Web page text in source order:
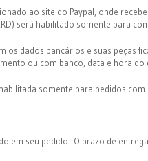
ao site do Paypal, onde
será habilitado somente para
os dados bancários e suas peças
ou com banco, data e hora
somente para pedidos com
em seu pedido. O prazo de